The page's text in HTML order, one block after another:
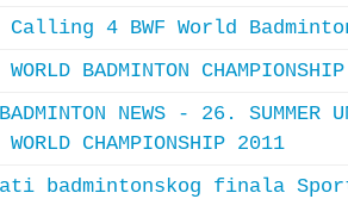
Calling 4 BWF World
WORLD BADMINTON
NEWS - 26.
WORLD CHAMPIONSHIP 2011
badmintonskog finala